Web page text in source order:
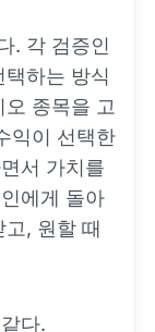
. 각 검증인
하는 방식
종목을 고
익이 선택한
서 가치를
에게 돌아
, 원할 때
다.